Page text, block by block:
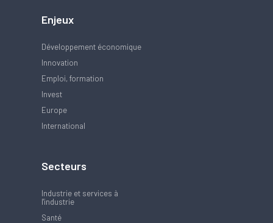
Enjeux
Développement économique
Innovation
Emploi, formation
Invest
Europe
International
Secteurs
Industrie et services à
l'industrie
Santé